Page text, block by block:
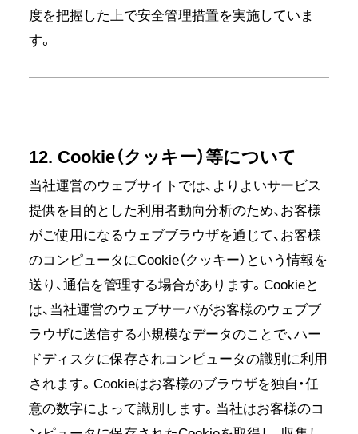
度を把握した上で安全管理措置を実施していま
す。
12. Cookie（クッキー）等について
当社運営のウェブサイトでは、よりよいサービス
提供を目的とした利用者動向分析のため、お客様
がご使用になるウェブブラウザを通じて、お客様
のコンピュータにCookie（クッキー）という情報を
送り、通信を管理する場合があります。Cookieと
は、当社運営のウェブサーバがお客様のウェブブ
ラウザに送信する小規模なデータのことで、ハー
ドディスクに保存されコンピュータの識別に利用
されます。Cookieはお客様のブラウザを独自・任
意の数字によって識別します。当社はお客様のコ